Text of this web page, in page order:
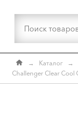
→ Каталог →
Challenger Clear Cool